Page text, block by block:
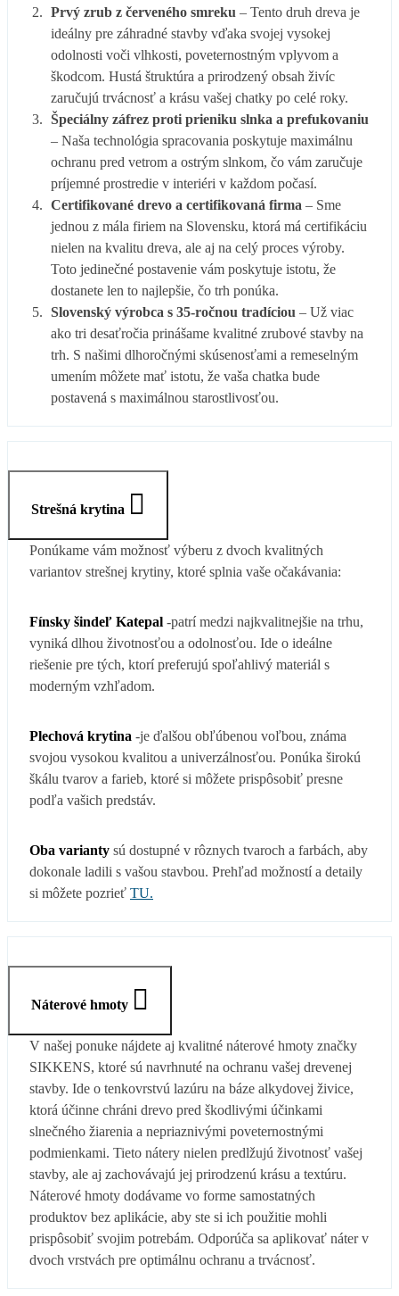
Prvý zrub z červeného smreku – Tento druh dreva je
ideálny pre záhradné stavby vďaka svojej vysokej
odolnosti voči vlhkosti, poveternostným vplyvom a
škodcom. Hustá štruktúra a prirodzený obsah živíc
zaručujú trvácnosť a krásu vašej chatky po celé roky.
Špeciálny záfrez proti prieniku slnka a prefukovaniu
– Naša technológia spracovania poskytuje maximálnu
ochranu pred vetrom a ostrým slnkom, čo vám zaručuje
príjemné prostredie v interiéri v každom počasí.
Certifikované drevo a certifikovaná firma – Sme
jednou z mála firiem na Slovensku, ktorá má certifikáciu
nielen na kvalitu dreva, ale aj na celý proces výroby.
Toto jedinečné postavenie vám poskytuje istotu, že
dostanete len to najlepšie, čo trh ponúka.
Slovenský výrobca s 35-ročnou tradíciou – Už viac
ako tri desaťročia prinášame kvalitné zrubové stavby na
trh. S našimi dlhoročnými skúsenosťami a remeselným
umením môžete mať istotu, že vaša chatka bude
postavená s maximálnou starostlivosťou.
Strešná krytina
Ponúkame vám možnosť výberu z dvoch kvalitných
variantov strešnej krytiny, ktoré splnia vaše očakávania:
Fínsky šindeľ Katepal -patrí medzi najkvalitnejšie na trhu,
vyniká dlhou životnosťou a odolnosťou. Ide o ideálne
riešenie pre tých, ktorí preferujú spoľahlivý materiál s
moderným vzhľadom.
Plechová krytina -je ďalšou obľúbenou voľbou, známa
svojou vysokou kvalitou a univerzálnosťou. Ponúka širokú
škálu tvarov a farieb, ktoré si môžete prispôsobiť presne
podľa vašich predstáv.
Oba varianty sú dostupné v rôznych tvaroch a farbách, aby
dokonale ladili s vašou stavbou. Prehľad možností a detaily
si môžete pozrieť TU.
Náterové hmoty
V našej ponuke nájdete aj kvalitné náterové hmoty značky
SIKKENS, ktoré sú navrhnuté na ochranu vašej drevenej
stavby. Ide o tenkovrstvú lazúru na báze alkydovej živice,
ktorá účinne chráni drevo pred škodlivými účinkami
slnečného žiarenia a nepriaznivými poveternostnými
podmienkami. Tieto nátery nielen predlžujú životnosť vašej
stavby, ale aj zachovávajú jej prirodzenú krásu a textúru.
Náterové hmoty dodávame vo forme samostatných
produktov bez aplikácie, aby ste si ich použitie mohli
prispôsobiť svojim potrebám. Odporúča sa aplikovať náter v
dvoch vrstvách pre optimálnu ochranu a trvácnosť.